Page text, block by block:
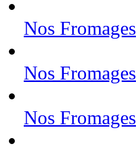
Nos Fromages
Nos Fromages
Nos Fromages